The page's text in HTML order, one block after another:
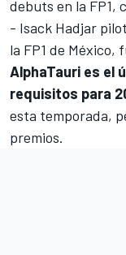
debuts en la FP1,
- Isack Hadjar
la FP1 de México,
AlphaTauri es el
requisitos para
esta temporada,
premios.